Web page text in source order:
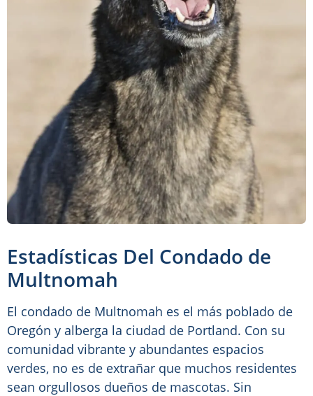
Estadísticas Del Condado de
Multnomah
El condado de Multnomah es el más poblado de
Oregón y alberga la ciudad de Portland. Con su
comunidad vibrante y abundantes espacios
verdes, no es de extrañar que muchos residentes
sean orgullosos dueños de mascotas. Sin